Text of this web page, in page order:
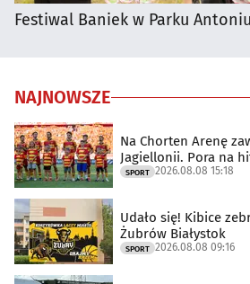
Festiwal Baniek w Parku
NAJNOWSZE
Na Chorten Arenę
Jagiellonii. Pora na
SPORT 2026.08.08 15:18
Udało się! Kibice
Żubrów Białystok
SPORT 2026.08.08 09:16